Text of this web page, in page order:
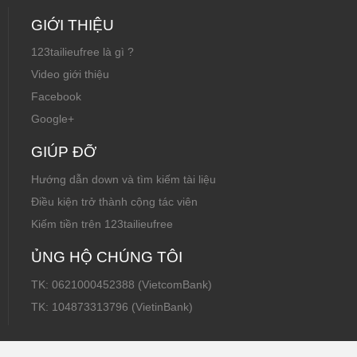
GIỚI THIỆU
123tailieufree là gì ?
Video giới thiệu
Facebook
Google+
GIÚP ĐỠ
Hướng dẫn down và tìm kiếm tài liệu
Điều kiện trở thành cộng tác viên
Kiếm tiền trên 123tailieufree
ỦNG HỘ CHÚNG TÔI
TK: 0621000452388 (VietcomBank)
TK: 104873313796 (VietinBank)